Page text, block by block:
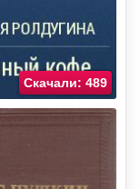
Скачали: 489